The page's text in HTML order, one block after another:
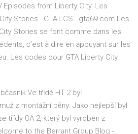
Episodes from Liberty City. Les
Stories - GTA LCS - gta69.com Les
Stories se font comme dans les
c’est à dire en appuyant sur les
Les codes pour GTA Liberty City
Ve třídě HT 2 byl
z montážní pěny. Jako nejlepší byl
třídy OA 2, který byl vyroben z
to the Berrant Group Blog -